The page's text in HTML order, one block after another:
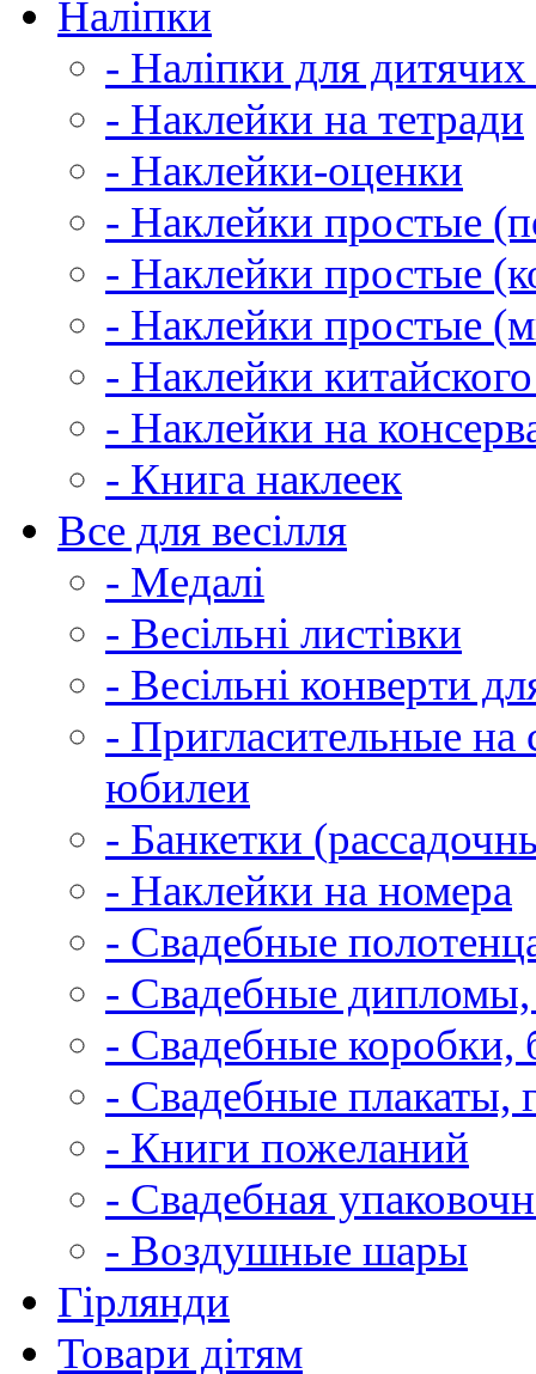
Наліпки
- Наліпки для
- Наклейки на тетради
- Наклейки-оценки
- Наклейки простые
- Наклейки простые
- Наклейки простые
- Наклейки
- Наклейки на
- Книга наклеек
Все для весілля
- Медалі
- Весільні листівки
- Весільні конверти
- Пригласительные на
юбилеи
- Банкетки
- Наклейки на номера
- Свадебные
- Свадебные
- Свадебные коробки,
- Свадебные плакаты,
- Книги пожеланий
- Свадебная
- Воздушные шары
Гірлянди
Товари дітям